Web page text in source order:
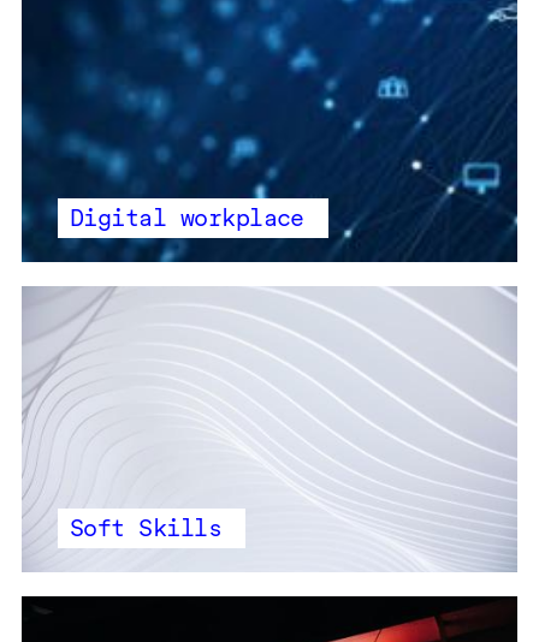
Digital workplace
Soft Skills